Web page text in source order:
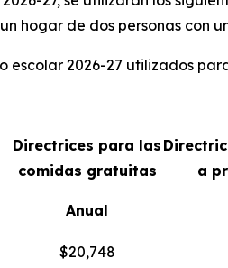
hogar de dos personas con
escolar 2026-27 utilizados
Directrices para las
comidas gratuitas
Anual
a
$20,748